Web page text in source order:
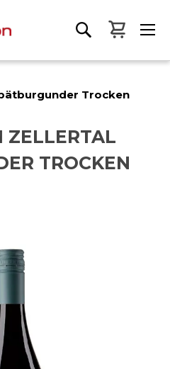
Mon
Trocken
ZELLERTAL
TROCKEN